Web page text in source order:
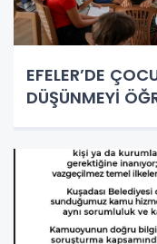
EFELER’DE
DÜŞÜNMEYİ